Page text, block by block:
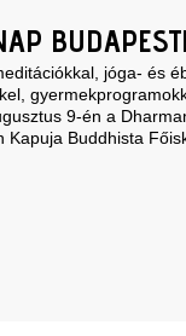
jóga- és
9-én a
Kapuja Buddhista